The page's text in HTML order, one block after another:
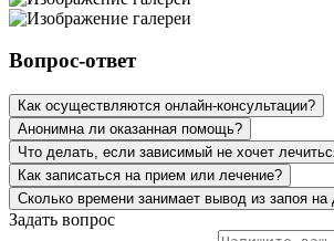
Я очень доволен результатами лечения
наркоцентре . Зависимость оказалась
и я подозревал, что ничего не сможет мне
благодаря профессиональной команде
программе, я смог преодолеть свою
полностью. Мне предоставили все
ресурсы и поддержку во время
Я нашел в себе силы бороться с
здоровому образу жизни. Теперь я
свободным от наркотиков и готов начать
своей жизни. Я рекомендую клинику всем,
настоящую помощь
Вопрос-ответ
Как осуществляются онлайн-консультации?
Анонимна ли оказанная помощь?
Что делать, если зависимый не хочет
Как записаться на прием или лечение?
Сколько времени занимает вывод из запоя на
Задать вопрос